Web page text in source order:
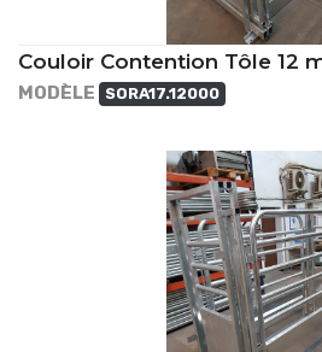
Couloir Contention Tôle 12
MODÈLE SORA17.12000